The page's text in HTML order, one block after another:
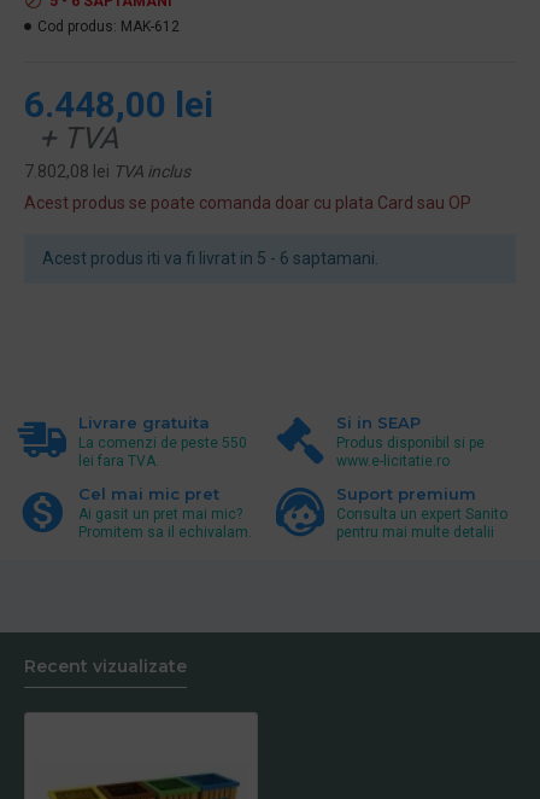
Acest produs iti va fi livrat in 5 - 6 saptamani.
6.448,00 lei
+ TVA
7.802,08 lei TVA inclus
Acest produs se poate comanda doar cu plata Card sau OP
Cod produs: MAK-612
Livrare gratuita
La comenzi de peste 550
lei fara TVA.
Si in SEAP
Produs disponibil si pe
www.e-licitatie.ro
Cel mai mic pret
Ai gasit un pret mai mic?
Promitem sa il echivalam.
Suport premium
Consulta un expert Sanito
pentru mai multe detalii
Recent vizualizate